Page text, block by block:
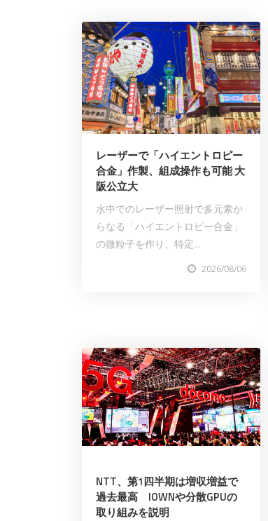
レーザーで「ハイエントロピー
合金」作製、組成操作も可能 大
阪公立大
水中でのレーザー照射で多元素か
らなる「ハイエントロピー合金」
の微粒子を作り、特定...
2026/08/06
NTT、第1四半期は増収増益で
過去最高 IOWNや分散GPUの
取り組みを説明